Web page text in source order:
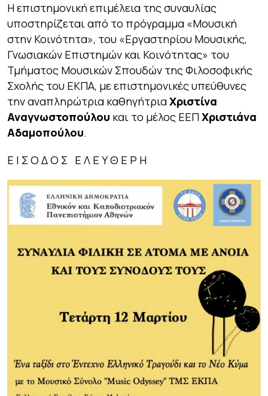
Η επιστημονική επιμέλεια της συναυλίας
υποστηρίζεται από το πρόγραμμα «Μουσική
στην Κοινότητα», του «Εργαστηρίου Μουσικής,
Γνωσιακών Επιστημών και Κοινότητας» του
Τμήματος Μουσικών Σπουδών της Φιλοσοφικής
Σχολής του ΕΚΠΑ, με επιστημονικές υπεύθυνες
την αναπληρώτρια καθηγήτριαΧριστίνα
Αναγνωστοπούλου και το μέλος ΕΕΠΧριστιάνα
Αδαμοπούλου.
Ε Ι Σ Ο Δ Ο Σ Ε Λ Ε Υ Θ Ε Ρ Η